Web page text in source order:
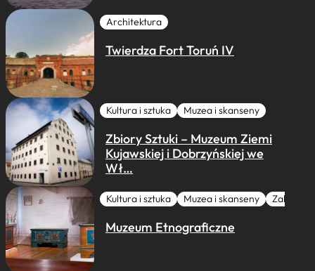
Architektura
Twierdza Fort Toruń IV
Kultura i sztuka Muzea i skanseny
Zbiory Sztuki – Muzeum Ziemi
Kujawskiej i Dobrzyńskiej we
Wł…
Kultura i sztuka Muzea i skanseny Zabytki I
Muzeum Etnograficzne